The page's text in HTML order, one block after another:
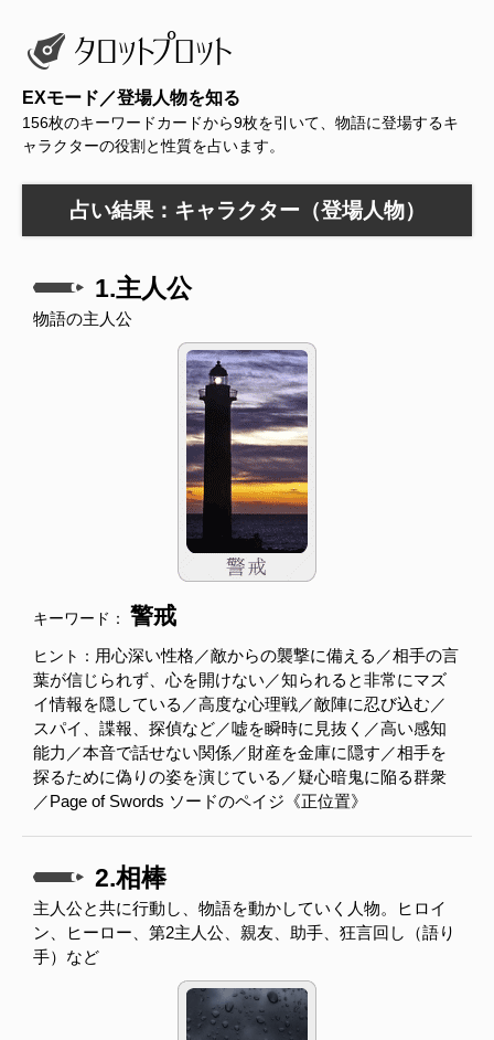
EXモード／登場人物を知る
156枚のキーワードカードから9枚を引いて、物語に登場するキ
ャラクターの役割と性質を占います。
占い結果：キャラクター（登場人物）
1.主人公
物語の主人公
キーワード： 警戒
ヒント： 用心深い性格／敵からの襲撃に備える／相手の言
葉が信じられず、心を開けない／知られると非常にマズ
イ情報を隠している／高度な心理戦／敵陣に忍び込む／
スパイ、諜報、探偵など／嘘を瞬時に見抜く／高い感知
能力／本音で話せない関係／財産を金庫に隠す／相手を
探るために偽りの姿を演じている／疑心暗鬼に陥る群衆
／Page of Swords ソードのペイジ《正位置》
2.相棒
主人公と共に行動し、物語を動かしていく人物。ヒロイ
ン、ヒーロー、第2主人公、親友、助手、狂言回し（語り
手）など